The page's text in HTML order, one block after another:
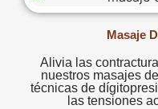
Masaje
Alivia las
nuestros masajes
técnicas de
las tensiones